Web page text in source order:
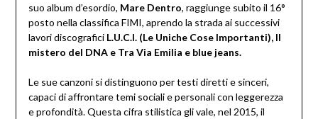
suo album d’esordio, Mare Dentro, raggiunge subito il 16°
posto nella classifica FIMI, aprendo la strada ai successivi
lavori discografici L.U.C.I. (Le Uniche Cose Importanti), Il
mistero del DNA e Tra Via Emilia e blue jeans.
Le sue canzoni si distinguono per testi diretti e sinceri,
capaci di affrontare temi sociali e personali con leggerezza
e profondità. Questa cifra stilistica gli vale, nel 2015, il